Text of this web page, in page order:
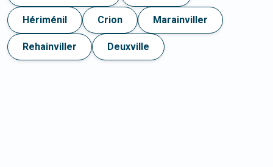
Hériménil Crion Marainviller
Rehainviller Deuxville